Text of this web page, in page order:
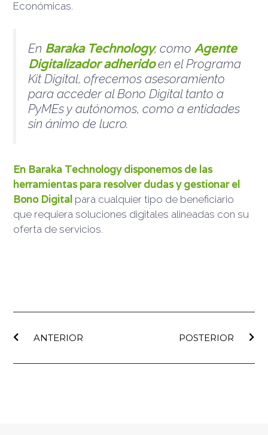
Económicas.
En Baraka Technology, como Agente
Digitalizador adheridoen el Programa
Kit Digital, ofrecemos asesoramiento
para acceder al Bono Digital tanto a
PyMEs y autónomos, como a entidades
sin ánimo de lucro.
En Baraka Technology disponemos de las
herramientas para resolver dudas y gestionar el
Bono Digital para cualquier tipo de beneficiario
que requiera soluciones digitales alineadas con su
oferta de servicios.
ANTERIOR POSTERIOR